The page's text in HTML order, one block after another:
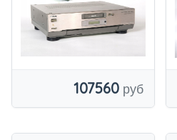
107560